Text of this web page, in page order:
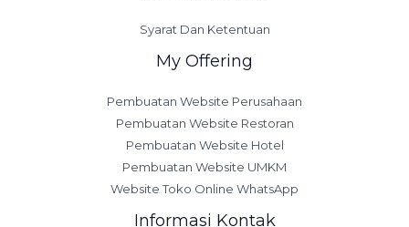
Syarat Dan Ketentuan
My Offering
Pembuatan Website Perusahaan
Pembuatan Website Restoran
Pembuatan Website Hotel
Pembuatan Website UMKM
Website Toko Online WhatsApp
Informasi Kontak